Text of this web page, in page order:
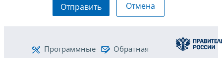
Отправить Отмена
Программные
Обратная